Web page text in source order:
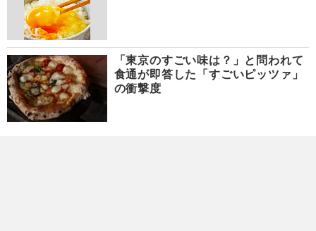
「東京のすごい味は？」と問われて
食通が即答した「すごいピッツァ」
の衝撃度